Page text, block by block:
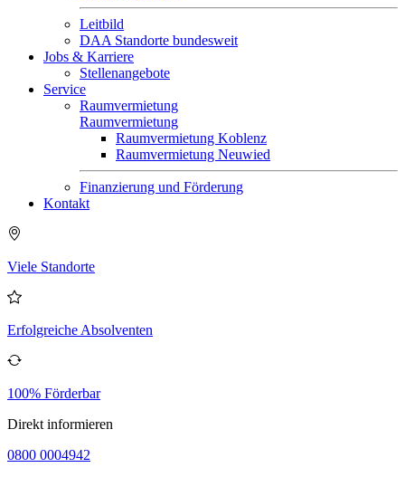
Leitbild
DAA Standorte bundesweit
Jobs & Karriere
Stellenangebote
Service
Raumvermietung
Raumvermietung
Raumvermietung Koblenz
Raumvermietung Neuwied
Finanzierung und Förderung
Kontakt
Viele Standorte
Erfolgreiche Absolventen
100% Förderbar
Direkt informieren
0800 0004942